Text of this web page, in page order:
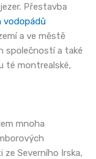
Přestavba
vodopádů
a ve městě
společností a také
té montrealské,
mnoha
Severního Irska,